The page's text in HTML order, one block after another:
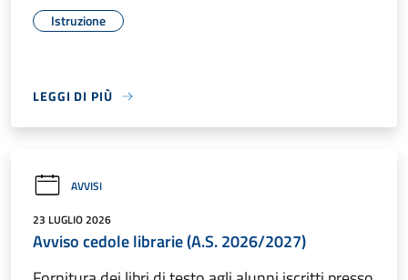
Istruzione
LEGGI DI PIÙ
AVVISI
23 LUGLIO 2026
Avviso cedole librarie (A.S. 2026/2027)